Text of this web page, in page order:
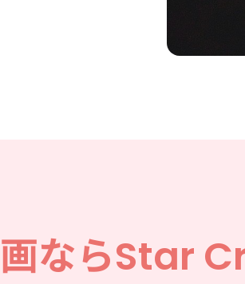
ならStar